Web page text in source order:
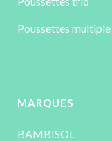
Poussettes multiple
MARQUES
BAMBISOL